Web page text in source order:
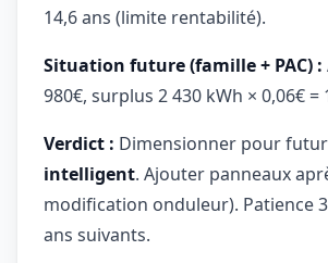
14,6 ans (limite rentabilité).
Situation future (famille + PAC) :
980€, surplus 2 430 kWh × 0,06€
Verdict : Dimensionner pour
intelligent. Ajouter panneaux
modification onduleur). Patience
ans suivants.